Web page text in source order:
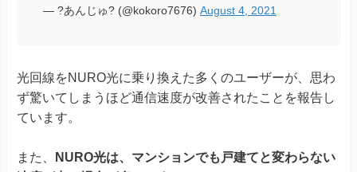
— ?あんじゅ? (@kokoro7676) August 4, 2021
光回線をNURO光に乗り換えた多くのユーザーが、思わ
ず驚いてしまうほど通信速度が改善されたことを報告し
ています。
また、
NURO光は、マンションでも戸建てと変わらない